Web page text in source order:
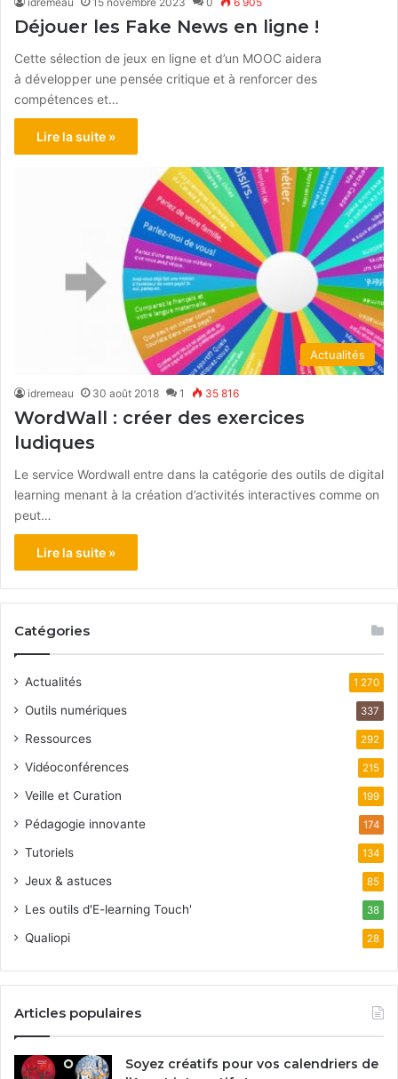
Déjouer les Fake News en ligne !
Cette sélection de jeux en ligne et d’un MOOC aidera
à développer une pensée critique et à renforcer des
compétences et…
Lire la suite »
Actualités
idremeau 30 août 2018 1 35 816
WordWall : créer des exercices
ludiques
Le service Wordwall entre dans la catégorie des outils de digital
learning menant à la création d’activités interactives comme on
peut…
Lire la suite »
Catégories
Actualités 1 270
Outils numériques 337
Ressources 292
Vidéoconférences 215
Veille et Curation 199
Pédagogie innovante 174
Tutoriels 134
Jeux & astuces 85
Les outils d'E-learning Touch' 38
Qualiopi 28
Articles populaires
Soyez créatifs pour vos calendriers de